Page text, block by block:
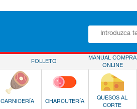
FOLLETO
MANUAL COMPRA
ONLINE
CARNICERÍA CHARCUTERÍA
QUESOS AL
CORTE